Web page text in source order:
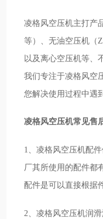
凌格风空压机主打产
等）、无油空压机（
以及离心空压机等、
我们专注于凌格风空
您解决使用过程中遇
凌格风空压机常见售
1、凌格风空压机配
厂其所使用的配件都
配件是可以直接根据
2、凌格风空压机润